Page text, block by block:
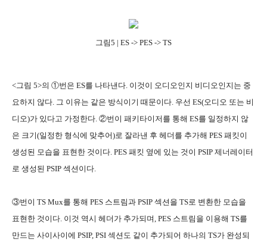
그림5 | ES -> PES -> TS
<그림 5>의 ①번은 ES를 나타낸다. 이것이 오디오인지 비디오인지는 중
요하지 않다. 그 이유는 같은 방식이기 때문이다. 우선 ES(오디오 또는 비
디오)가 있다고 가정한다. ②번이 패키타이저를 통해 ES를 일정하지 않
은 크기(일정한 형식에 맞추어)로 잘라낸 후 헤더를 추가해 PES 패킷이
생성된 모습을 표현한 것이다. PES 패킷 옆에 있는 것이 PSIP 제너레이터
로 생성된 PSIP 섹션이다.
③번이 TS Mux를 통해 PES 스트림과 PSIP 섹션을 TS로 변환한 모습을
표현한 것이다. 이것 역시 헤더가 추가되며, PES 스트림을 이용해 TS를
만드는 사이사이에 PSIP, PSI 섹션도 같이 추가되어 하나의 TS가 완성되